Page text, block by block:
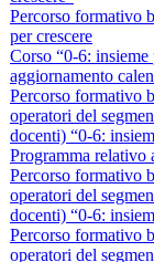
Percorso formativo
per crescere
Corso “0-6: insieme
aggiornamento
Percorso formativo
operatori del
docenti) “0-6:
Programma relativo
Percorso formativo
operatori del
docenti) “0-6:
Percorso formativo
operatori del